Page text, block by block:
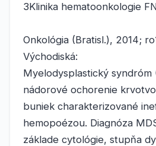
3Klinika hematoonkologie
Onkológia (Bratisl.), 2014;
Východiská:
Myelodysplastický syndróm
nádorové ochorenie
buniek charakterizované
hemopoézou. Diagnóza
základe cytológie, stupňa